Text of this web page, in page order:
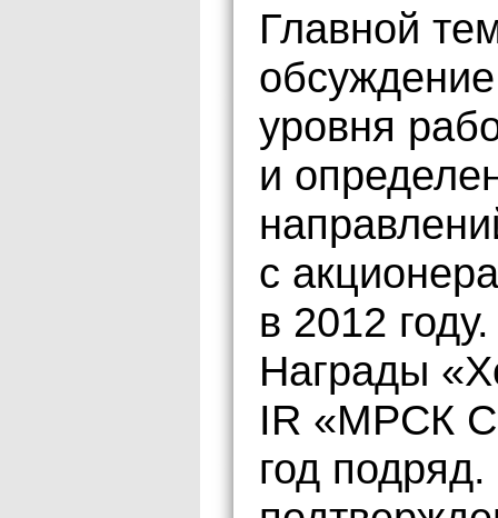
Главной
уровня
и
с
в 2012 году.
Награды
IR «МРСК
год